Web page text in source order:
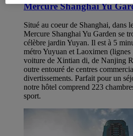
Mercure Shanghai Yu
Situé au coeur de Shanghai, dans
Mercure Shanghai Yu Garden se
célèbre jardin Yuyan. Il est à 5
métro Yuyuan et Laoximen (lignes
voiture de Xintian di, de Nanjing
outre entouré de centres
divertissements. Parfait pour un
notre hôtel comprend 223
sport.